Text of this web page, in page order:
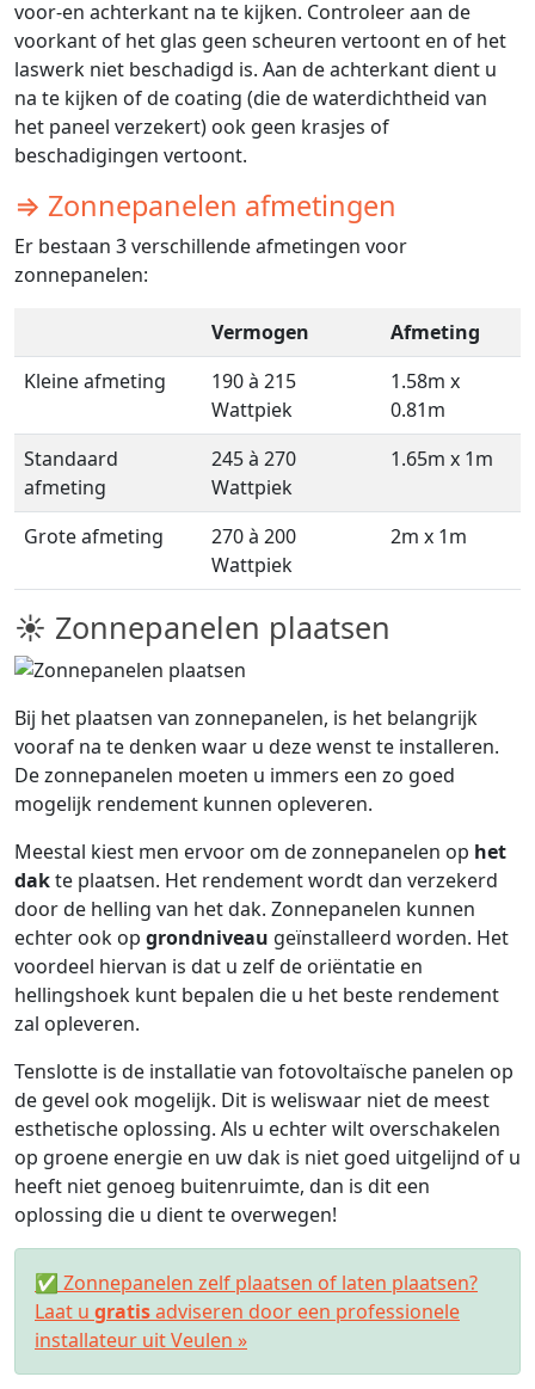
voor-en achterkant na te kijken. Controleer aan de
voorkant of het glas geen scheuren vertoont en of het
laswerk niet beschadigd is. Aan de achterkant dient u
na te kijken of de coating (die de waterdichtheid van
het paneel verzekert) ook geen krasjes of
beschadigingen vertoont.
⇒ Zonnepanelen afmetingen
Er bestaan 3 verschillende afmetingen voor
zonnepanelen:
Vermogen
Afmeting
Kleine afmeting
190 à 215
Wattpiek
1.58m x
0.81m
Standaard
afmeting
245 à 270
Wattpiek
1.65m x 1m
Grote afmeting
270 à 200
Wattpiek
2m x 1m
☀ Zonnepanelen plaatsen
Bij het plaatsen van zonnepanelen, is het belangrijk
vooraf na te denken waar u deze wenst te installeren.
De zonnepanelen moeten u immers een zo goed
mogelijk rendement kunnen opleveren.
Meestal kiest men ervoor om de zonnepanelen op het
dakte plaatsen. Het rendement wordt dan verzekerd
door de helling van het dak. Zonnepanelen kunnen
echter ook op grondniveau geïnstalleerd worden. Het
voordeel hiervan is dat u zelf de oriëntatie en
hellingshoek kunt bepalen die u het beste rendement
zal opleveren.
Tenslotte is de installatie van fotovoltaïsche panelen op
de gevel ook mogelijk. Dit is weliswaar niet de meest
esthetische oplossing. Als u echter wilt overschakelen
op groene energie en uw dak is niet goed uitgelijnd of u
heeft niet genoeg buitenruimte, dan is dit een
oplossing die u dient te overwegen!
✅ Zonnepanelen zelf plaatsen of laten plaatsen?
Laat u gratisadviseren door een professionele
installateur uit Veulen »